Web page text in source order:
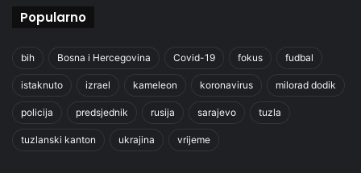
Popularno
bih Bosna i Hercegovina Covid-19 fokus fudbal
istaknuto izrael kameleon koronavirus milorad dodik
policija predsjednik rusija sarajevo tuzla
tuzlanski kanton ukrajina vrijeme